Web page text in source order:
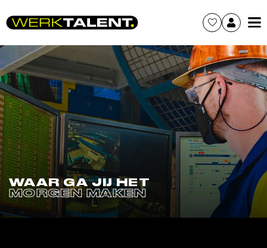
WAAR GA JIJ HET
MORGEN MAKEN